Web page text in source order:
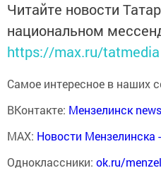
Читайте новости
национальном
https://max.ru/tatmedia
Самое интересное в наших
ВКонтакте: Мензелинск
MAX: Новости Мензелинска
Одноклассники: ok.ru/